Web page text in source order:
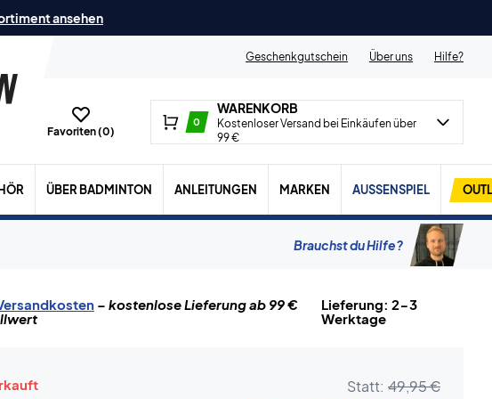
ansehen
Geschenkgutschein
Über uns Hilfe?
Favoriten (0)
0
WARENKORB
Kostenloser Versand bei Einkäufen über
99 €
ÜBER BADMINTON ANLEITUNGEN MARKEN AUSSENSPIEL
Brauchst du Hilfe?
– kostenlose Lieferung ab 99 €
Lieferung: 2-3
Werktage
Statt: 49,95 €